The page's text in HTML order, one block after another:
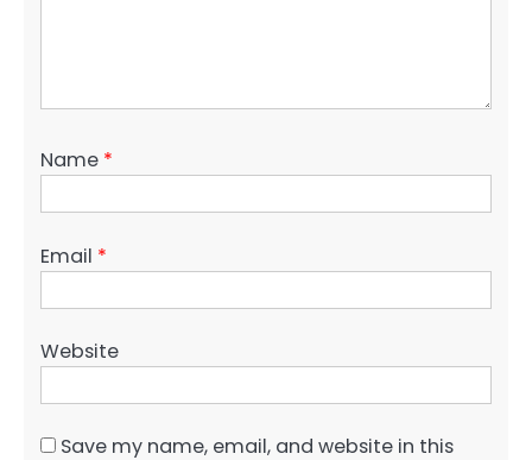
Name *
Email *
Website
Save my name, email, and website in this